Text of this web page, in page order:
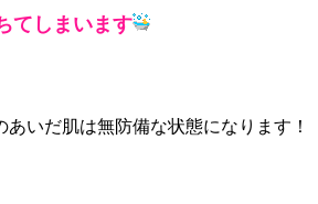
てしまいます
いだ肌は無防備な状態になります！